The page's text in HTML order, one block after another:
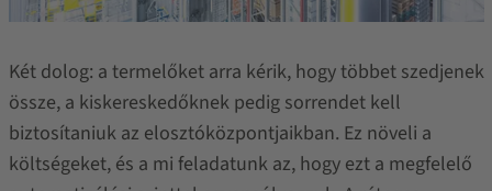
Két dolog: a termelőket arra kérik, hogy többet szedjenek
össze, a kiskereskedőknek pedig sorrendet kell
biztosítaniuk az elosztóközpontjaikban. Ez növeli a
költségeket, és a mi feladatunk az, hogy ezt a megfelelő